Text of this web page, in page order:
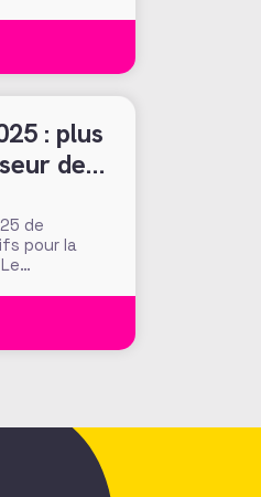
Foundation
: plus
des
et
de
pour la